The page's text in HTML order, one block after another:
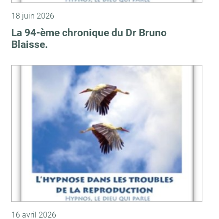
18 juin 2026
La 94-ème chronique du Dr Bruno
Blaisse.
16 avril 2026